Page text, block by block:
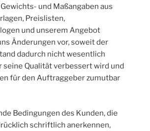
und Maßangaben aus
Preislisten,
und unserem Angebot
Änderungen vor, soweit der
dadurch nicht wesentlich
seine Qualität verbessert wird und
für den Auftraggeber zumutbar
Bedingungen des Kunden, die
schriftlich anerkennen,